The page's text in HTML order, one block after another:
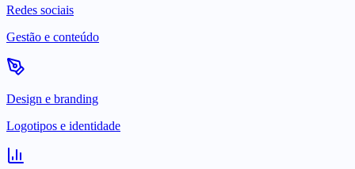
Redes sociais
Gestão e conteúdo
Design e branding
Logotipos e identidade